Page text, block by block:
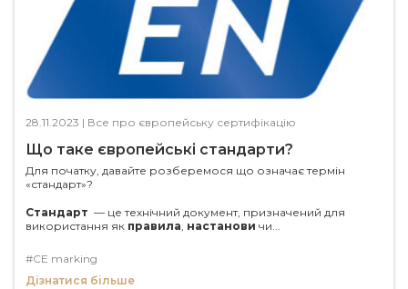
28.11.2023 | Все про європейську сертифікацію
Що таке європейські стандарти?
Для початку, давайте розберемося що означає термін
«стандарт»?
Стандарт — це технічний документ, призначений для
використання як правила, настанови чи...
#CE marking
Дізнатися більше